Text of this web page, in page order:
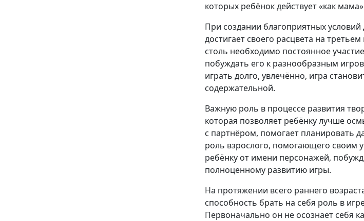
которых ребёнок действует «как
При создании благоприятных
достигает своего расцвета на
столь необходимо постоянное
побуждать его к разнообразным
играть долго, увлечённо, игра
содержательной.
Важную роль в процессе развития
которая позволяет ребёнку лучше
с партнёром, помогает планировать
роль взрослого, помогающего своим
ребёнку от имени персонажей,
полноценному развитию игры.
На протяжении всего раннего
способность брать на себя роль в
Первоначально он не осознает себя